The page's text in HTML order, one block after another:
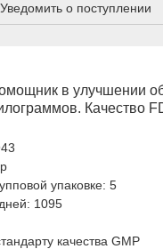
в улучшении
Качество
упаковке: 5
1095
качества GMP
Уведомить о поступлении